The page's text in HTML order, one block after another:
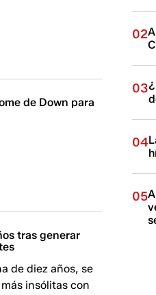
de Down para
tras generar
de diez años, se
insólitas con
02
03
04
05